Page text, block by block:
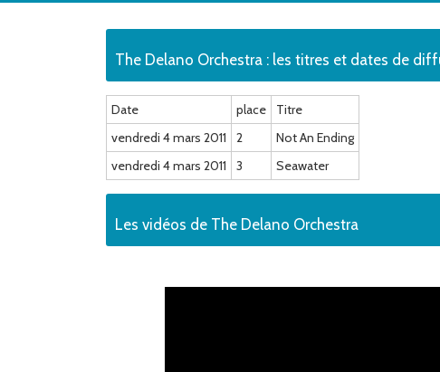
The Delano Orchestra : les titres et dates de
Date place
Titre
vendredi 4 mars 2011
2
Not An Ending
vendredi 4 mars 2011
3 Seawater
Les vidéos de The Delano Orchestra